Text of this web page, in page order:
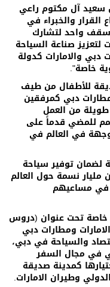
سعيد آل مكتوم راعي
والخبراء في
سقف واحد لتشارك
صناعة السياحة
دبي والامارات كدولة
خاصة".
للأطفال من طيف
دبي كمرفقين
من العمل
للمضي قدماً على
في العالم في
لضمان توفير سياحة
مليار نسمة حول العالم
في مساعيهم
خاصة تحت عنوان (دروس
ومطارات دبي
والسياحة في دبي،
في مجال السفر
كمدينة صديقة
وطيران الامارات.